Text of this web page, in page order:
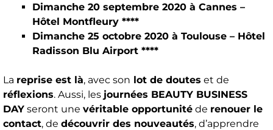
Dimanche 20 septembre 2020 à Cannes –
Hôtel Montfleury ****
Dimanche 25 octobre 2020 à Toulouse – Hôtel
Radisson Blu Airport ****
La reprise est là, avec son lot de doutes et de
réflexions. Aussi, les journées BEAUTY BUSINESS
DAY seront une véritable opportunité de renouer le
contact, de découvrir des nouveautés, d’apprendre